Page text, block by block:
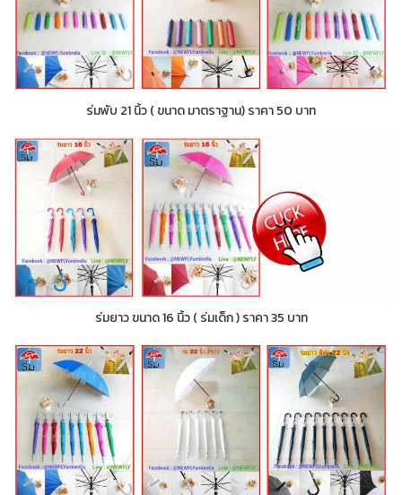
ร่มพับ 21 นิ้ว ( ขนาด มาตราฐาน) ราคา 50 บาท
ร่มยาว ขนาด 16 นิ้ว ( ร่มเด็ก ) ราคา 35 บาท